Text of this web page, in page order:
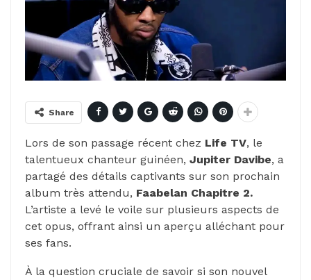
Share
Lors de son passage récent chez Life TV, le
talentueux chanteur guinéen, Jupiter Davibe, a
partagé des détails captivants sur son prochain
album très attendu, Faabelan Chapitre 2.
L’artiste a levé le voile sur plusieurs aspects de
cet opus, offrant ainsi un aperçu alléchant pour
ses fans.
À la question cruciale de savoir si son nouvel